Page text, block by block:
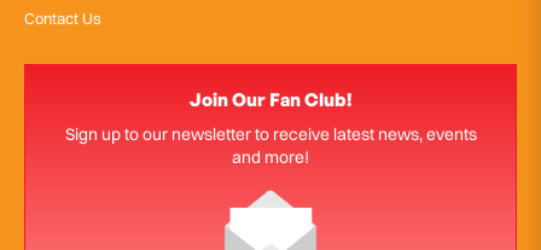
Contact Us
Join Our Fan Club!
Sign up to our newsletter to receive latest news, events
and more!